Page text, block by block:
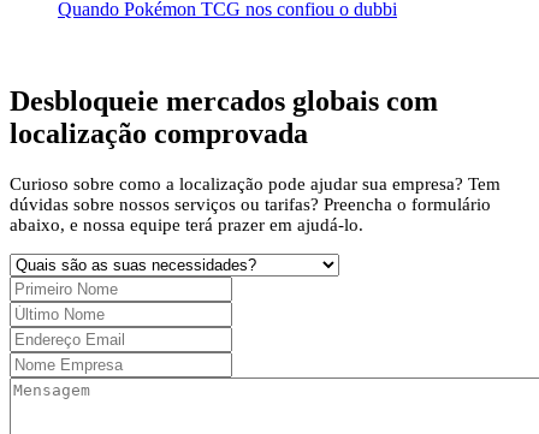
Quando Pokémon TCG nos confiou o dubbi
Desbloqueie mercados globais com
localização comprovada
Curioso sobre como a localização pode ajudar sua empresa? Tem
dúvidas sobre nossos serviços ou tarifas? Preencha o formulário
abaixo, e nossa equipe terá prazer em ajudá-lo.